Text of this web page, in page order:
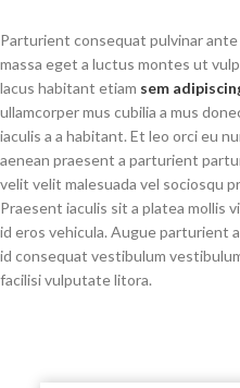
Parturient consequat pulvinar
massa eget a luctus montes ut
lacus habitant etiam sem
ullamcorper mus cubilia a mus
iaculis a a habitant. Et leo orci eu
aenean praesent a parturient
velit velit malesuada vel sociosqu
Praesent iaculis sit a platea mollis
id eros vehicula. Augue parturient
id consequat vestibulum
facilisi vulputate litora.